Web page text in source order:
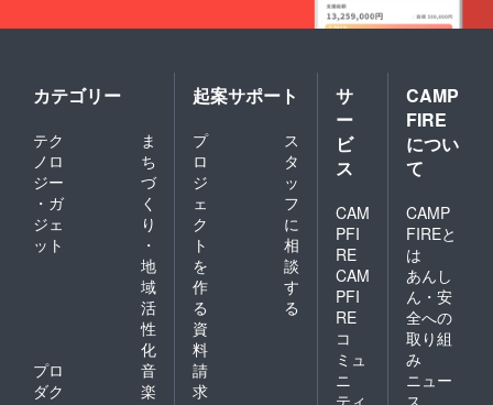
カテゴリー
テク
ノロ
ジー
・ガ
ジェ
ット
ま
ち
づ
く
り
・
地
域
活
性
化
プロ
ダク
音
楽
起案サポート
プ
ロ
ジ
ェ
ク
ト
を
作
る
ス
タ
ッ
フ
に
相
談
す
る
資
料
請
求
サ
ー
ビ
ス
CAM
PFI
RE
CAM
PFI
RE
コ
ミュ
ニ
ティ
CAMP
FIRE
につい
て
CAMP
FIREと
は
あんし
ん・安
全への
取り組
み
ニュー
ス